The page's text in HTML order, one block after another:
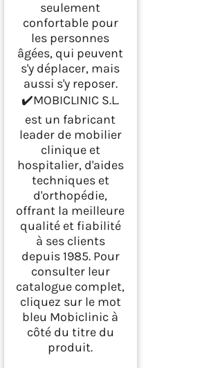
seulement
confortable pour
les personnes
âgées, qui peuvent
s'y déplacer, mais
aussi s'y reposer.
✔️MOBICLINIC S.L.
est un fabricant
leader de mobilier
clinique et
hospitalier, d'aides
techniques et
d'orthopédie,
offrant la meilleure
qualité et fiabilité
à ses clients
depuis 1985. Pour
consulter leur
catalogue complet,
cliquez sur le mot
bleu Mobiclinic à
côté du titre du
produit.